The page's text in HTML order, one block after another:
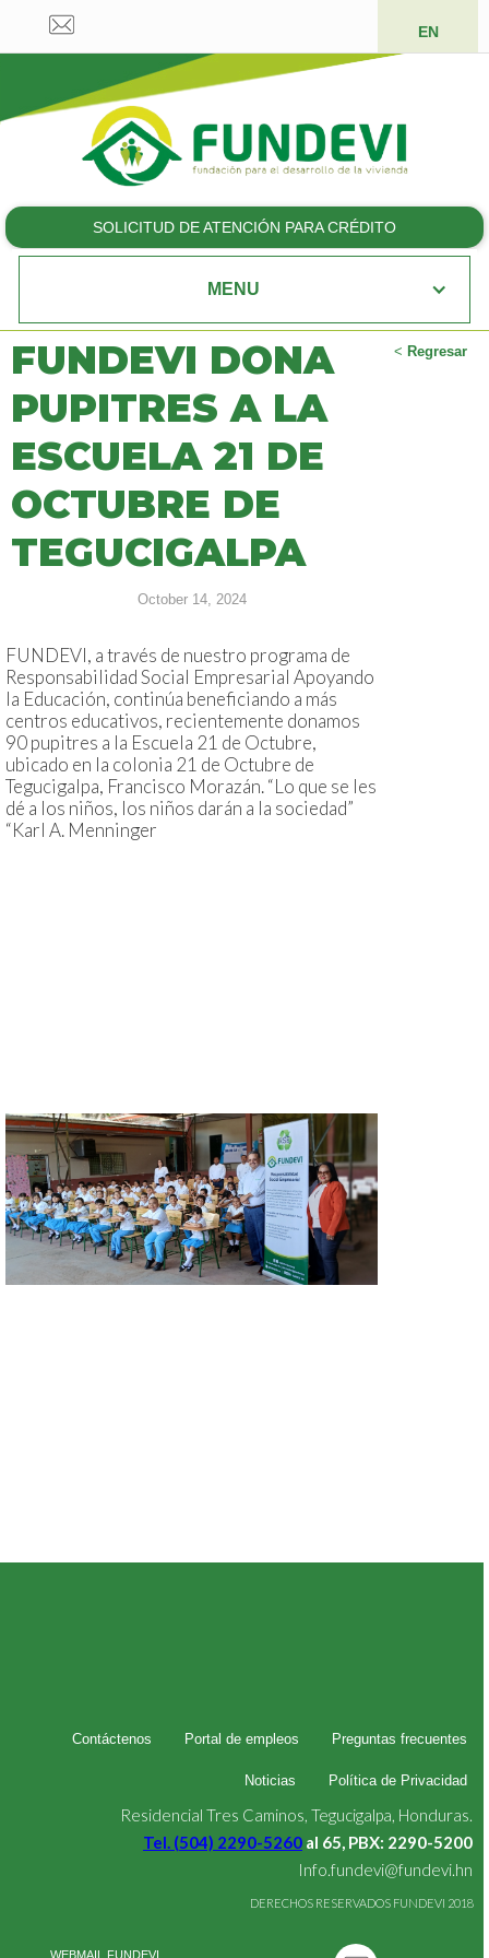
EN
SOLICITUD DE ATENCIÓN PARA CRÉDITO
MENU
< Regresar
FUNDEVI DONA
PUPITRES A LA
ESCUELA 21 DE
OCTUBRE DE
TEGUCIGALPA
October 14, 2024
FUNDEVI, a través de nuestro programa de
Responsabilidad Social Empresarial Apoyando
la Educación, continúa beneficiando a más
centros educativos, recientemente donamos
90 pupitres a la Escuela 21 de Octubre,
ubicado en la colonia 21 de Octubre de
Tegucigalpa, Francisco Morazán. “Lo que se les
dé a los niños, los niños darán a la sociedad”
“Karl A. Menninger
Contáctenos Portal de empleos Preguntas frecuentes
Noticias Política de Privacidad
Residencial Tres Caminos, Tegucigalpa, Honduras.
Tel. (504) 2290-5260 al 65, PBX: 2290-5200
Info.fundevi@fundevi.hn
DERECHOS RESERVADOS FUNDEVI 2018
WEBMAIL FUNDEVI